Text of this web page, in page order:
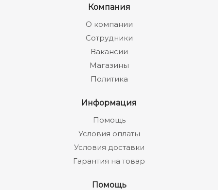
Компания
О компании
Сотрудники
Вакансии
Магазины
Политика
Информация
Помощь
Условия оплаты
Условия доставки
Гарантия на товар
Помощь